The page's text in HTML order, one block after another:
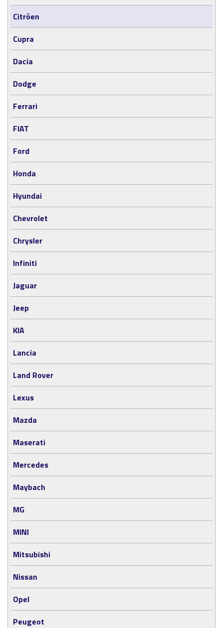
Citröen
Cupra
Dacia
Dodge
Ferrari
FIAT
Ford
Honda
Hyundai
Chevrolet
Chrysler
Infiniti
Jaguar
Jeep
KIA
Lancia
Land Rover
Lexus
Mazda
Maserati
Mercedes
Maybach
MG
MINI
Mitsubishi
Nissan
Opel
Peugeot